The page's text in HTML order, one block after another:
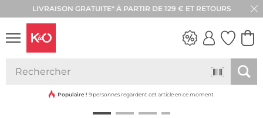
LIVRAISON GRATUITE* À PARTIR DE 129 € ET RETOURS
RETOUR SOUS 30 JOURS
VIBES
Durable
Populaire ! 9 personnes regardent cet article en ce moment